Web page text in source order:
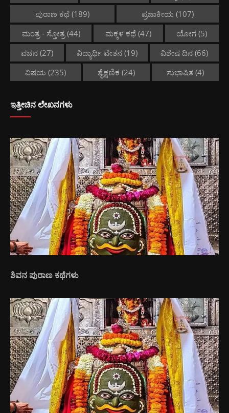
ಪುರಾಣ ಕಥೆ (189) ಪ್ರಜಾಕೀಯ (107)
ಮಂತ್ರ - ಸ್ತೋತ್ರ(44) ಮಕ್ಕಳ ಕಥೆ(47) ಯೋಗ (5)
ವಚನ(27) ವಿದ್ಯಾರ್ಥಿ ವೇತನ(19) ವಿಶೇಷ ದಿನ (66)
ವಿಷಯ (235) ಶೈಕ್ಷಣಿಕ (24) ಸುಭಾಷಿತ (4)
ಇತ್ತೀಚಿನ ಲೇಖನಗಳು
ಶಿವನ ಪುರಾಣ ಕಥೆಗಳು